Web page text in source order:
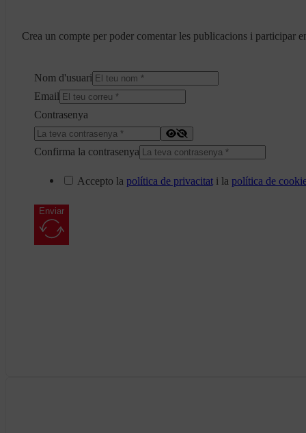
Crea un compte per poder comentar les publicacions i participar
Nom d'usuari
Email
Contrasenya
Confirma la contrasenya
Accepto la política de privacitati la política de
Enviar